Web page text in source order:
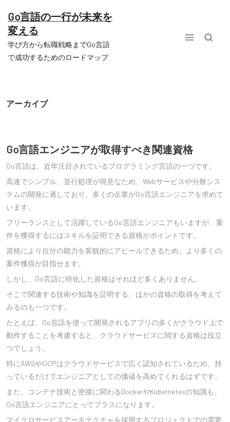
Go言語の一行が未来を
変える
学び方から転職戦略までGo言語
で成功するためのロードマップ
Go言語エンジニアが取得すべき関連資格
Go言語は、近年注目されているプログラミング言語の一つです。
高速でシンプル、並行処理が得意なため、Webサービスや分散シス
テムの開発に適しており、多くの企業がGo言語エンジニアを求めて
います。
フリーランスとして活躍しているGo言語エンジニアもいますが、案
件を獲得するにはスキルを証明できる資格がポイントです。
資格により自分の能力を客観的にアピールできるため、より多くの
案件獲得が目指せます。
しかし、Go言語に特化した資格はそれほど多くありません。
そこで関連する技術や知識を証明する、ほかの資格の取得を考えて
みるのも一つです。
たとえば、Go言語を使って開発されるアプリの多くがクラウド上で
動作することを考慮すると、クラウドサービスに関する資格は役立
つでしょう。
特にAWSやGCPはクラウドサービスで広く認知されているため、持
っているだけでエンジニアとしての価値を高めてくれるはずです。
また、コンテナ技術と密接に関わるDockerやKubernetesの知識も、
Go言語エンジニアにとってプラスになります。
マイクロサービスアーキテクチャを採用するプロジェクトでの需要
アーカイブ